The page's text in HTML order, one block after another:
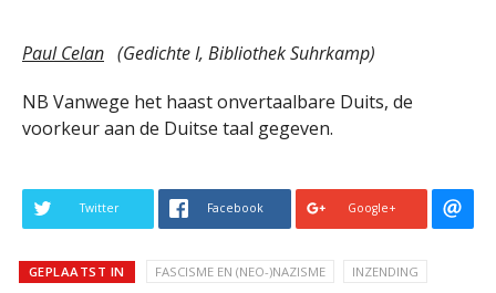
Paul Celan (Gedichte I, Bibliothek Suhrkamp)
NB Vanwege het haast onvertaalbare Duits, de
voorkeur aan de Duitse taal gegeven.
Twitter Facebook Google+
GEPLAATST IN FASCISME EN (NEO-)NAZISME INZENDING